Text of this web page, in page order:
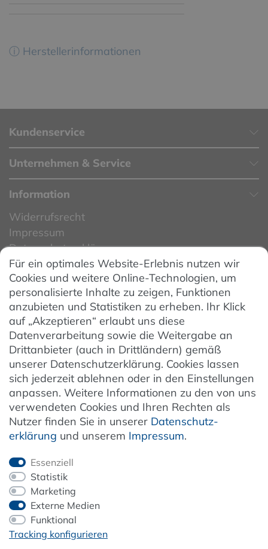
ⓘ Herstellerinformationen
Kundenservice
Unternehmen & Service
Information
Widerrufsrecht
Impressum
Datenschutzerklärung
Datenschutzeinstellungen
AGB
Barrierefreiheit
Hinweise zur Batterieentsorgung
Entsorgung von Elektro-Altgeräten
Vertrag widerrufen
Newsletter
Jetzt anmelden
ZAHLUNG & VERSAND
Für ein optimales Website-Erlebnis nutzen wir
Cookies und weitere Online-Technologien, um
personalisierte Inhalte zu zeigen, Funktionen
anzubieten und Statistiken zu erheben. Ihr Klick
auf „Akzeptieren“ erlaubt uns diese
Datenverarbeitung sowie die Weitergabe an
Drittanbieter (auch in Drittländern) gemäß
unserer Datenschutzerklärung. Cookies lassen
sich jederzeit ablehnen oder in den Einstellungen
anpassen. Weitere Informationen zu den von uns
verwendeten Cookies und Ihren Rechten als
Nutzer finden Sie in unserer Daten­schutz­
erklärung und unserem Impressum.
Essenziell
Statistik
Marketing
Externe Medien
Funktional
Tracking konfigurieren